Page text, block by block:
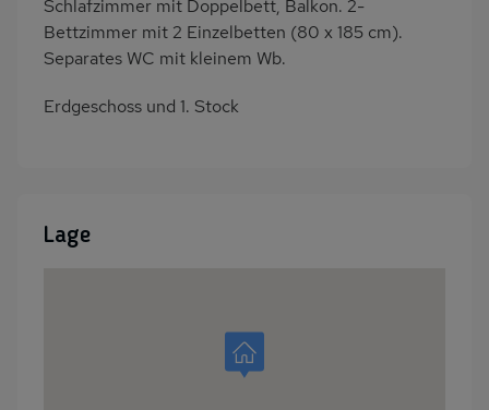
Schlafzimmer mit Doppelbett, Balkon. 2-
Bettzimmer mit 2 Einzelbetten (80 x 185 cm).
Separates WC mit kleinem Wb.
Erdgeschoss und 1. Stock
Lage